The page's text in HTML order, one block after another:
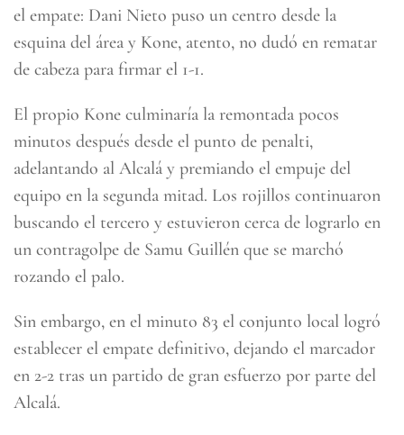
el empate: Dani Nieto puso un centro desde la
esquina del área y Kone, atento, no dudó en rematar
de cabeza para firmar el 1-1.
El propio Kone culminaría la remontada pocos
minutos después desde el punto de penalti,
adelantando al Alcalá y premiando el empuje del
equipo en la segunda mitad. Los rojillos continuaron
buscando el tercero y estuvieron cerca de lograrlo en
un contragolpe de Samu Guillén que se marchó
rozando el palo.
Sin embargo, en el minuto 83 el conjunto local logró
establecer el empate definitivo, dejando el marcador
en 2-2 tras un partido de gran esfuerzo por parte del
Alcalá.